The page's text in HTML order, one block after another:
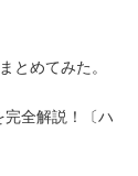
とめてみた。
全解説！〔ハ